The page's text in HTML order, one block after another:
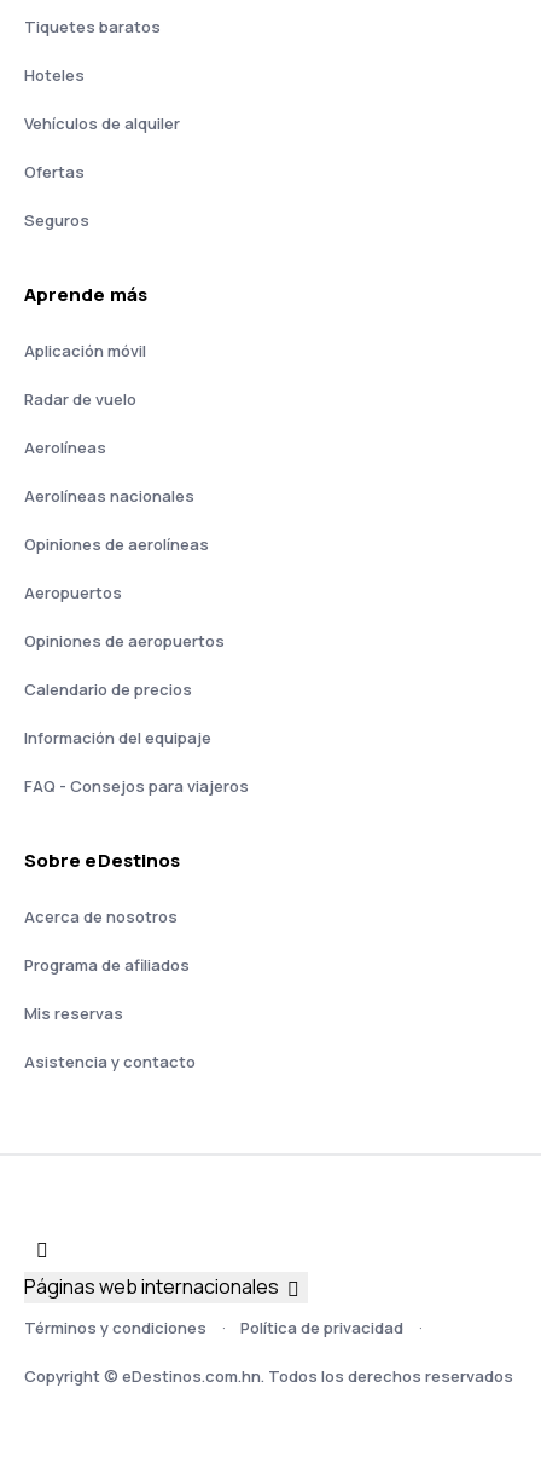
Tiquetes baratos
Hoteles
Vehículos de alquiler
Ofertas
Seguros
Aprende más
Aplicación móvil
Radar de vuelo
Aerolíneas
Aerolíneas nacionales
Opiniones de aerolíneas
Aeropuertos
Opiniones de aeropuertos
Calendario de precios
Información del equipaje
FAQ - Consejos para viajeros
Sobre eDestinos
Acerca de nosotros
Programa de afiliados
Mis reservas
Asistencia y contacto
Términos y condiciones Política de privacidad
Copyright © eDestinos.com.hn. Todos los derechos reservados
Páginas web internacionales